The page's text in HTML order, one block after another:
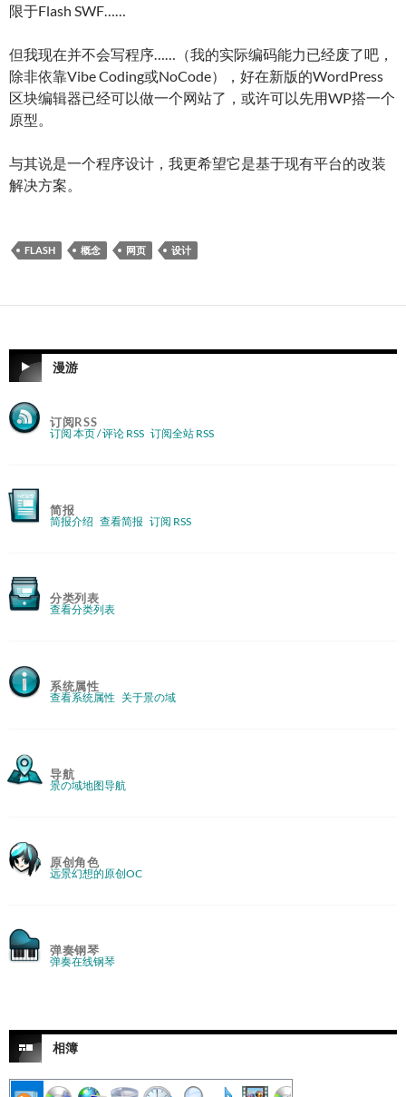
限于Flash SWF……
但我现在并不会写程序……（我的实际编码能力已经废了吧，
除非依靠Vibe Coding或NoCode），好在新版的WordPress
区块编辑器已经可以做一个网站了，或许可以先用WP搭一个
原型。
与其说是一个程序设计，我更希望它是基于现有平台的改装
解决方案。
FLASH 概念 网页 设计
漫游
订阅RSS
订阅 本页 / 评论 RSS 订阅全站 RSS
简报
简报介绍 查看简报 订阅 RSS
分类列表
查看分类列表
系统属性
查看系统属性 关于景の域
导航
景の域地图导航
原创角色
远景幻想的原创OC
弹奏钢琴
弹奏在线钢琴
相簿